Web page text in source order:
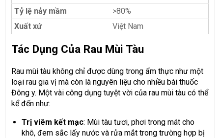
Tỷ lệ nảy mầm
>80%
Xuất xứ
Việt Nam
Tác Dụng Của Rau Mùi Tàu
Rau mùi tàu không chỉ được dùng trong ẩm thực như một
loại rau gia vị mà còn là nguyên liệu cho nhiều bài thuốc
Đông y. Một vài công dụng tuyệt vời của rau mùi tàu có thể
kể đến như:
Trị viêm kết mạc: Mùi tàu tươi, phơi trong mát cho
khô, đem sắc lấy nước và rửa mắt trong trường hợp bị